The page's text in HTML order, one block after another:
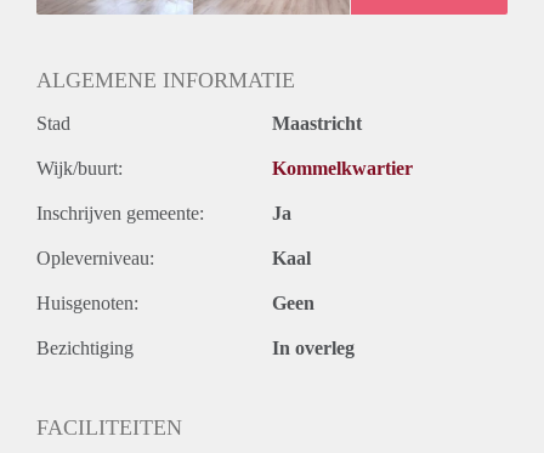
ALGEMENE INFORMATIE
Stad Maastricht
Wijk/buurt: Kommelkwartier
Inschrijven gemeente: Ja
Opleverniveau: Kaal
Huisgenoten: Geen
Bezichtiging In overleg
FACILITEITEN